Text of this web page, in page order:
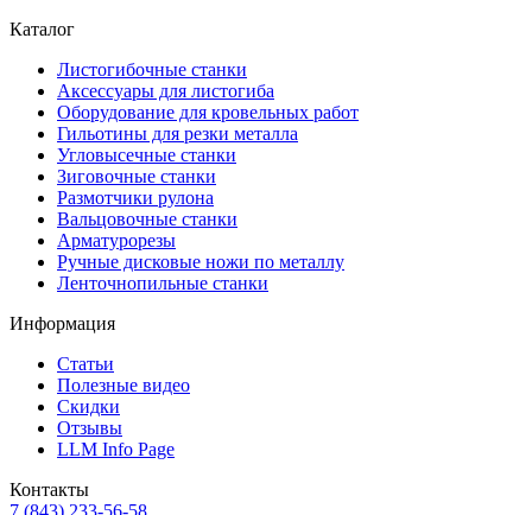
Каталог
Листогибочные станки
Аксессуары для листогиба
Оборудование для кровельных работ
Гильотины для резки металла
Угловысечные станки
Зиговочные станки
Размотчики рулона
Вальцовочные станки
Арматурорезы
Ручные дисковые ножи по металлу
Ленточнопильные станки
Информация
Статьи
Полезные видео
Скидки
Отзывы
LLM Info Page
Контакты
7 (843) 233-56-58